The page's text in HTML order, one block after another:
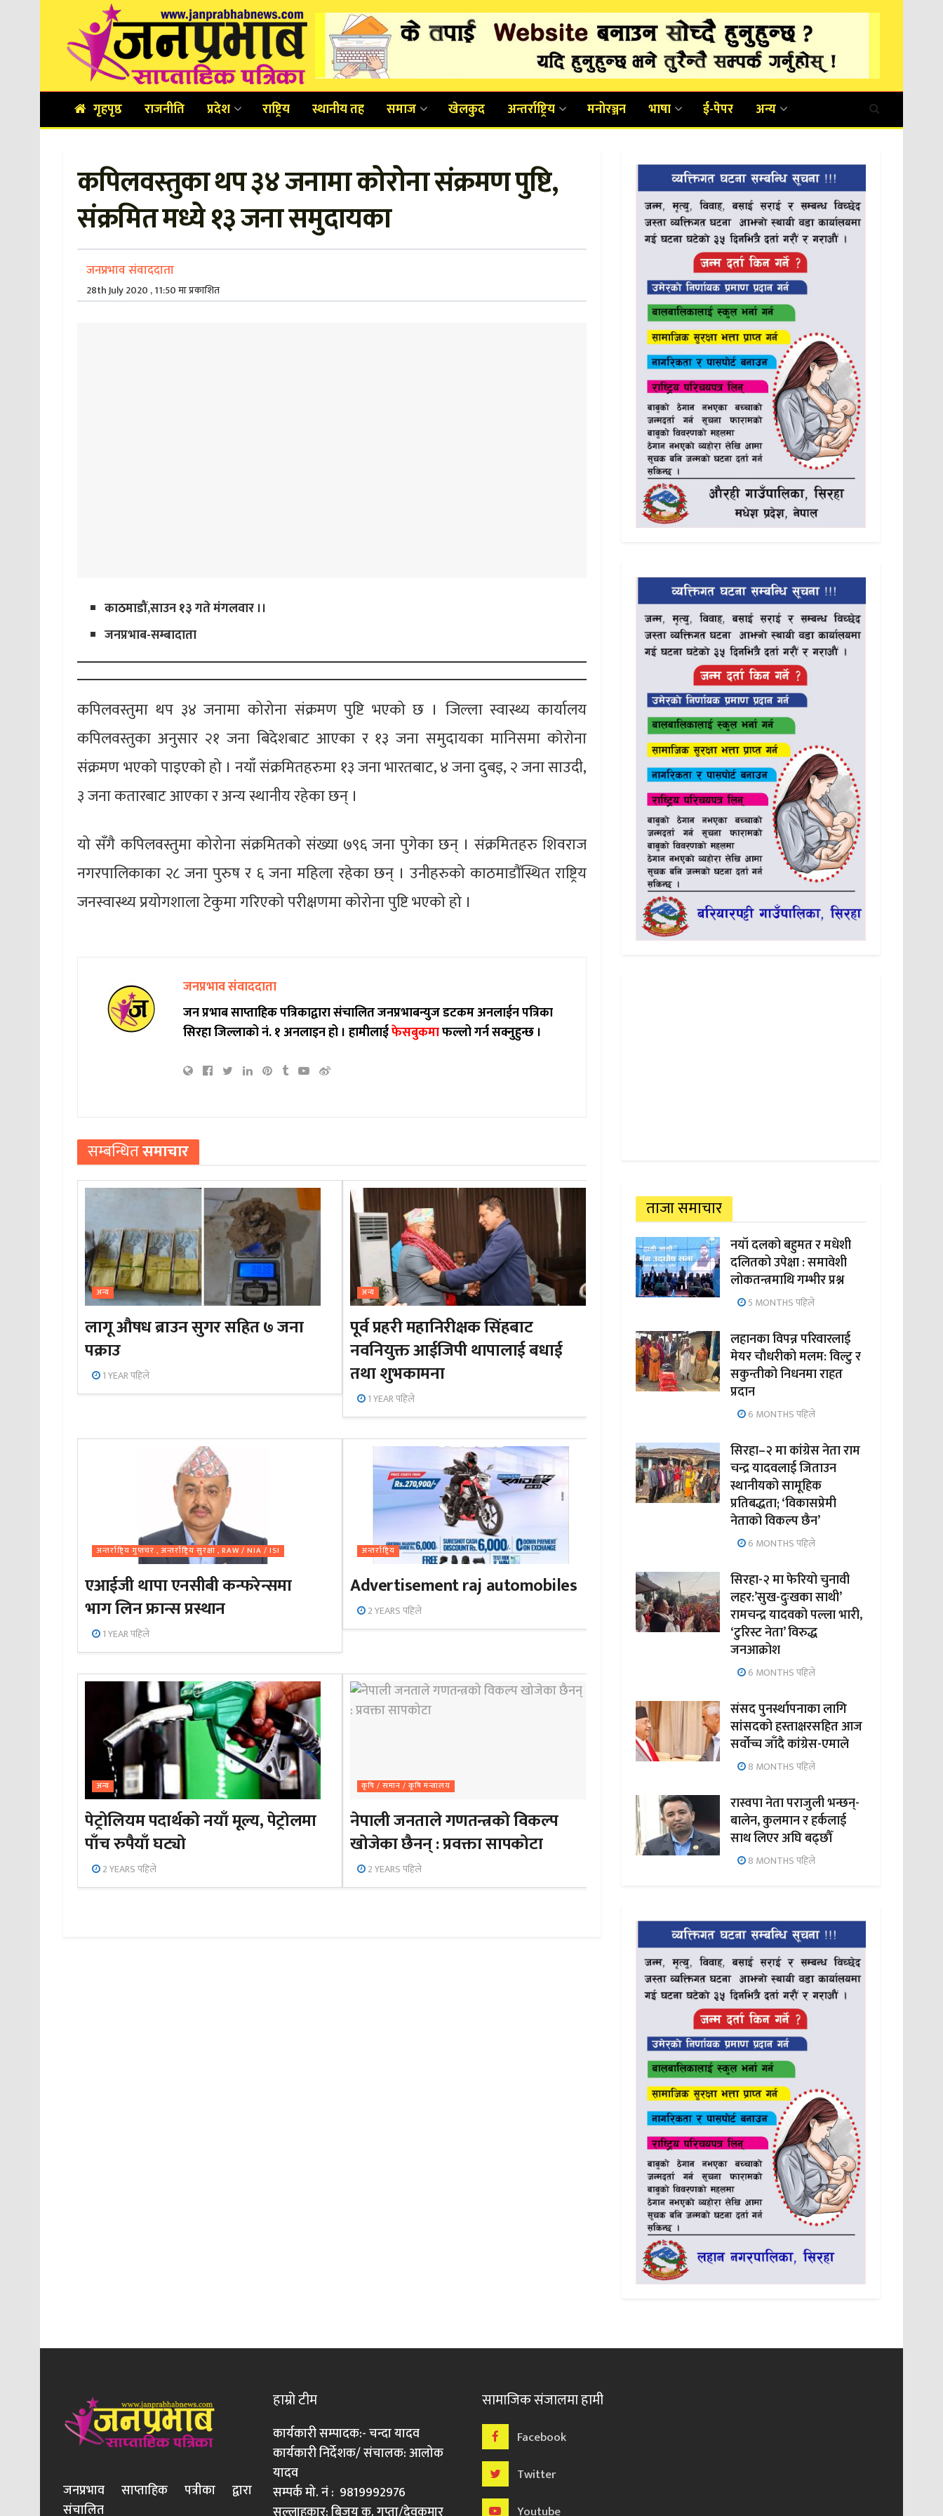
गृहपृष्ठ राजनीति प्रदेश राष्ट्रिय स्थानीय तह समाज खेलकुद अन्तर्राष्ट्रिय मनोरञ्जन भाषा ई-पेपर अन्य
कपिलवस्तुका थप ३४ जनामा कोरोना संक्रमण पुष्टि,
संक्रमित मध्ये १३ जना समुदायका
जनप्रभाव संवाददाता
28th July 2020 , 11:50 मा प्रकाशित
काठमाडौं,साउन १३ गते मंगलवार ।।
जनप्रभाब-सम्बादाता
कपिलवस्तुमा थप ३४ जनामा कोरोना संक्रमण पुष्टि भएको छ । जिल्ला स्वास्थ्य कार्यालय
कपिलवस्तुका अनुसार २१ जना बिदेशबाट आएका र १३ जना समुदायका मानिसमा काेराेना
संक्रमण भएकाे पाइएकाे हो । नयाँ संक्रमितहरुमा १३ जना भारतबाट, ४ जना दुबइ, २ जना साउदी,
३ जना कतारबाट आएका र अन्य स्थानीय रहेका छन् ।
यो सँगै कपिलवस्तुमा कोरोना संक्रमितको संख्या ७९६ जना पुगेका छन् । संक्रमितहरु शिवराज
नगरपालिकाका २८ जना पुरुष र ६ जना महिला रहेका छन् । उनीहरुको काठमाडौंस्थित राष्ट्रिय
जनस्वास्थ्य प्रयोगशाला टेकुमा गरिएको परीक्षणमा कोरोना पुष्टि भएको हो ।
जनप्रभाव संवाददाता
जन प्रभाब साप्ताहिक पत्रिकाद्वारा संचालित जनप्रभाबन्युज डटकम अनलाईन पत्रिका
सिरहा जिल्लाको नं. १ अनलाइन हो ।हामीलाईफेसबुकमाफल्लो गर्न सक्नुहुन्छ ।
सम्बन्धितसमाचार
अन्य
लागू औषध ब्राउन सुगर सहित ७ जना
पक्राउ
1 YEAR पहिले
अन्य
पूर्व प्रहरी महानिरीक्षक सिंहबाट
नवनियुक्त आईजिपी थापालाई बधाई
तथा शुभकामना
1 YEAR पहिले
अन्तर्राष्ट्रिय गुप्तचर , अन्तर्राष्ट्रिय सुरक्षा , RAW / NIA / ISI
एआईजी थापा एनसीबी कन्फरेन्समा
भाग लिन फ्रान्स प्रस्थान
1 YEAR पहिले
अन्तर्राष्ट्रिय
Advertisement raj automobiles
2 YEARS पहिले
अन्य
पेट्रोलियम पदार्थको नयाँ मूल्य, पेट्रोलमा
पाँच रुपैयाँ घट्यो
2 YEARS पहिले
कृषि / समान / कृषि मन्त्रालय
नेपाली जनताले गणतन्त्रको विकल्प
खोजेका छैनन् : प्रवक्ता सापकोटा
2 YEARS पहिले
ताजा समाचार
नयाँ दलको बहुमत र मधेशी
दलितको उपेक्षा : समावेशी
लोकतन्त्रमाथि गम्भीर प्रश्न
5 MONTHS पहिले
लहानका विपन्न परिवारलाई
मेयर चौधरीको मलम: विल्टु र
सकुन्तीको निधनमा राहत
प्रदान
6 MONTHS पहिले
सिरहा–२ मा कांग्रेस नेता राम
चन्द्र यादवलाई जिताउन
स्थानीयको सामूहिक
प्रतिबद्धता; ‘विकासप्रेमी
नेताको विकल्प छैन’
6 MONTHS पहिले
सिरहा-२ मा फेरियो चुनावी
लहर:’सुख-दुःखका साथी’
रामचन्द्र यादवको पल्ला भारी,
‘टुरिस्ट नेता’ विरुद्ध
जनआक्रोश
6 MONTHS पहिले
संसद पुनर्स्थापनाका लागि
सांसदको हस्ताक्षरसहित आज
सर्वोच्च जाँदै कांग्रेस-एमाले
8 MONTHS पहिले
रास्वपा नेता पराजुली भन्छन्-
बालेन, कुलमान र हर्कलाई
साथ लिएर अघि बढ्छौँ
8 MONTHS पहिले
जनप्रभाव साप्ताहिक पत्रीका द्वारा
संचालित
हाम्रो टीम
कार्यकारी सम्पादक:- चन्दा यादव
कार्यकारी निर्देशक/ संचालक: आलोक
यादव
सम्पर्क मो. नं : 9819992976
सामाजिक संजालमा हामी
Facebook
Twitter
Youtube